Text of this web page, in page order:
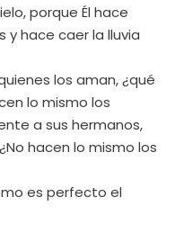
porque Él hace
y hace caer la lluvia
los aman, ¿qué
lo mismo los
a sus hermanos,
hacen lo mismo los
es perfecto el